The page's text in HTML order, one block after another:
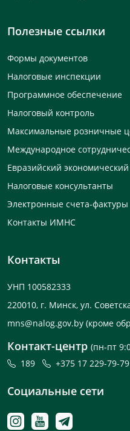
Полезные ссылки
Формы документов
Налоговые инспекции
Программное обеспечение
Налоговый контроль
Максимальные розничные
Международное
Евразийский
Налоговые консультанты
Электронные счета-фактуры
Контакты ИМНС
Контакты
УНП 100582333
220010, г. Минск, ул.
mns@nalog.gov.by (кроме
Контакт-центр (пн-пт
189
+375 17 229-79-79
Социальные сети